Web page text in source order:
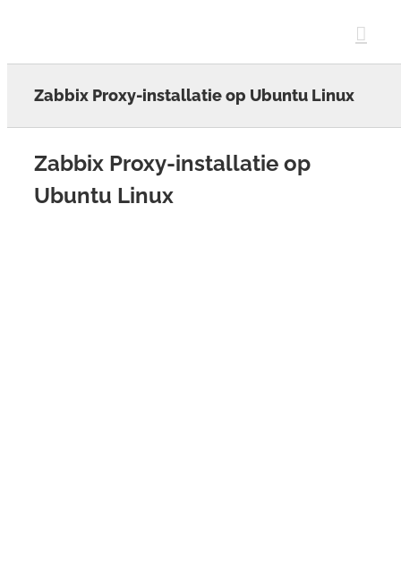
Zabbix Proxy-installatie op Ubuntu Linux
Zabbix Proxy-installatie op
Ubuntu Linux